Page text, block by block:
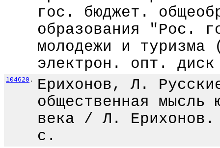
гос. бюджет.
образования "Рос.
молодежи и
электрон. опт. диск
104620 .
Ерихонов, Л.
общественная
века / Л.
с.